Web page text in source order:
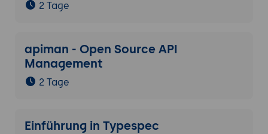
2 Tage
apiman - Open Source API
Management
2 Tage
Einführung in Typespec